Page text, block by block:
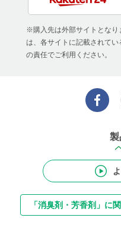
※購入先は外部サイトとなり
は、各サイトに記載されて
の責任でご利用ください。
製
「消臭剤・芳香剤」に